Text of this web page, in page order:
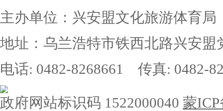
主办单位：兴安盟文化旅游体育局
地址：乌兰浩特市铁西北路兴安盟
电话: 0482-8268661 传真: 0482-
政府网站标识码 1522000040 蒙ICP